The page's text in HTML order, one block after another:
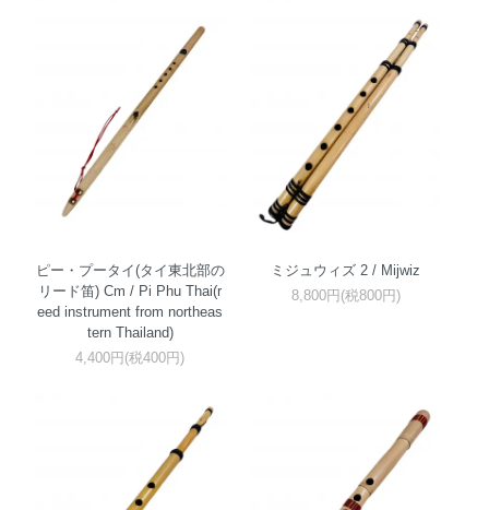
ピー・プータイ(タイ東北部の
リード笛) Cm / Pi Phu Thai(r
eed instrument from northeas
tern Thailand)
4,400円(税400円)
ミジュウィズ 2 / Mijwiz
8,800円(税800円)